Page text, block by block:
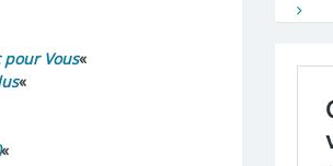
Vous«
«
«